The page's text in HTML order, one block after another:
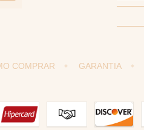
COMPRAR GARANTIA